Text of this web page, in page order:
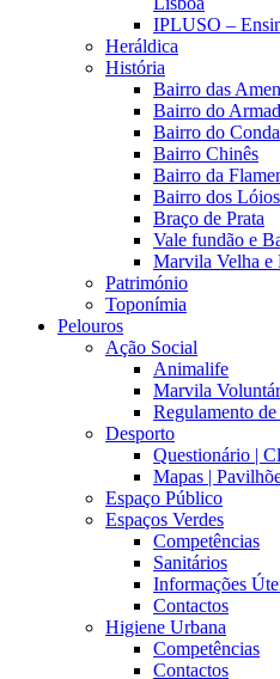
IPLUSO –
Heráldica
História
Bairro das
Bairro do
Bairro do
Bairro Chinês
Bairro da
Bairro dos Lóios
Braço de Prata
Vale fundão e
Marvila Velha e
Património
Toponímia
Pelouros
Ação Social
Animalife
Marvila
Regulamento
Desporto
Questionário |
Mapas |
Espaço Público
Espaços Verdes
Competências
Sanitários
Informações
Contactos
Higiene Urbana
Competências
Contactos